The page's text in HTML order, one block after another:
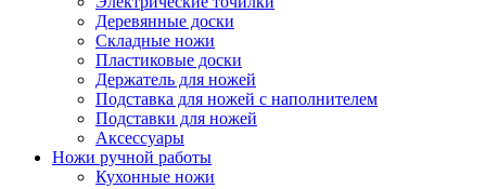
Деревянные доски
Складные ножи
Пластиковые доски
Держатель для ножей
Подставка для ножей с наполнителем
Подставки для ножей
Аксессуары
Ножи ручной работы
Кухонные ножи